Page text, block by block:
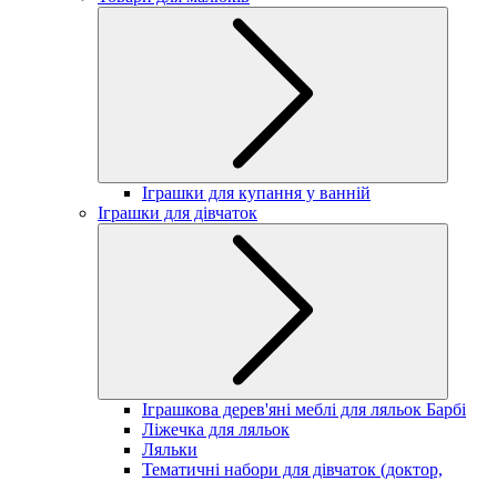
Іграшки для купання у ванній
Іграшки для дівчаток
Іграшкова дерев'яні меблі для ляльок Барбі
Ліжечка для ляльок
Ляльки
Тематичні набори для дівчаток (доктор,